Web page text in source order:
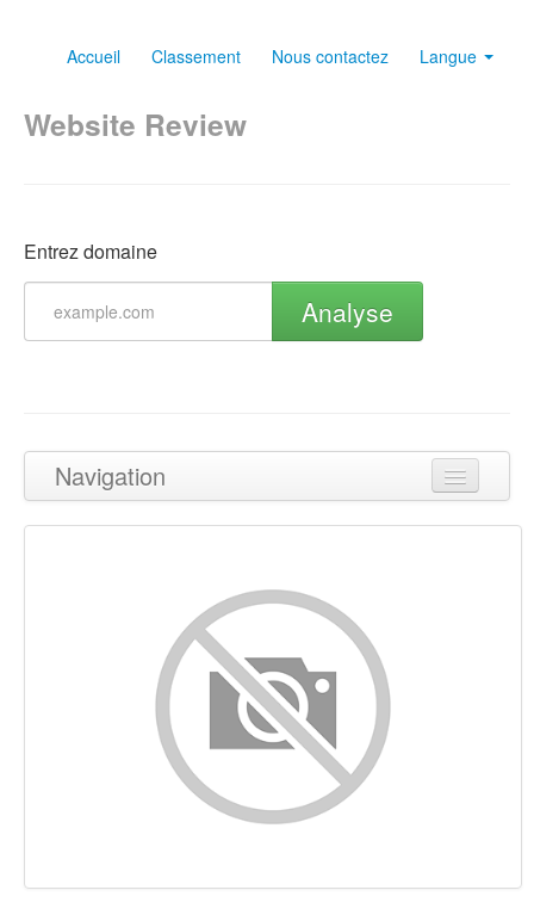
Accueil Classement Nous contactez Langue
Website Review
Entrez domaine
Analyse
Navigation
Haut de page
Mots-clefs
Ergonomie
Document